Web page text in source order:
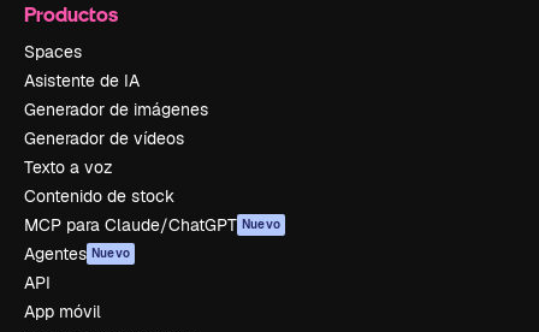
Productos
Spaces
Asistente de IA
Generador de imágenes
Generador de vídeos
Texto a voz
Contenido de stock
MCP para Claude/ChatGPT Nuevo
Agentes Nuevo
API
App móvil